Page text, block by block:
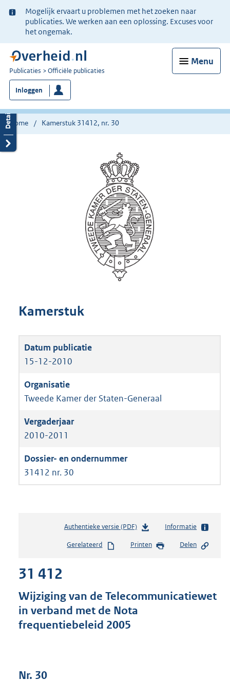
Ter
informatie:
Mogelijk ervaart u problemen met het zoeken naar
publicaties. We werken aan een oplossing. Excuses voor
het ongemak.
Menu
U
bent
nu
hier:
Publicaties Officiële publicaties
Inloggen
Home Kamerstuk 31412, nr. 30
Kamerstuk
15-12-2010
Tweede Kamer der Staten-Generaal
2010-2011
31412 nr. 30
Authentieke versie (PDF)b
s
s
g
Informatie
Gerelateerd Printen Delen
31 412
Wijziging van de Telecommunicatiewet
in verband met de Nota
frequentiebeleid 2005
Nr. 30